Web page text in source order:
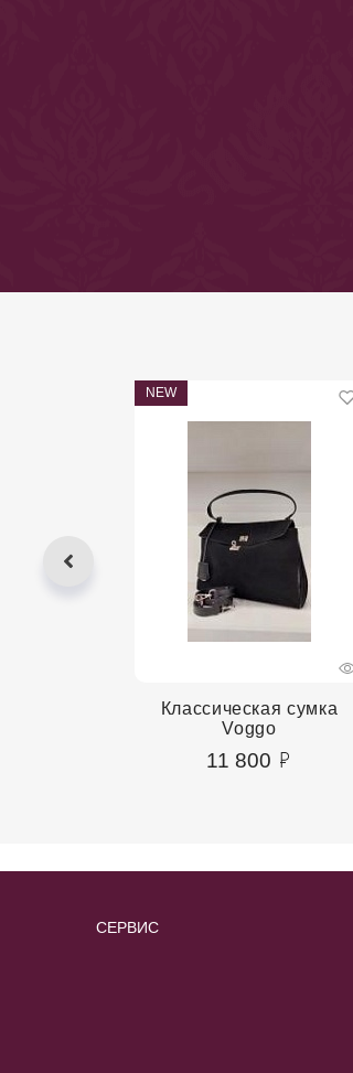
NEW
Классическая сумка
Voggo
11 800
СЕРВИС